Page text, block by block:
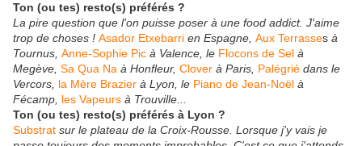
Ton (ou tes) resto(s) préférés ?
La pire question que l'on puisse poser à une food addict. J'aime
trop de choses ! Asador Etxebarri en Espagne, Aux Terrasses à
Tournus, Anne-Sophie Pic à Valence, le Flocons de Sel à
Megève, Sa Qua Na à Honfleur, Clover à Paris, Palégrié dans le
Vercors, la Mère Brazier à Lyon, le Piano de Jean-Noël à
Fécamp, les Vapeurs à Trouville...
Ton (ou tes) resto(s) préférés à Lyon ?
Substrat sur le plateau de la Croix-Rousse. Lorsque j'y vais je